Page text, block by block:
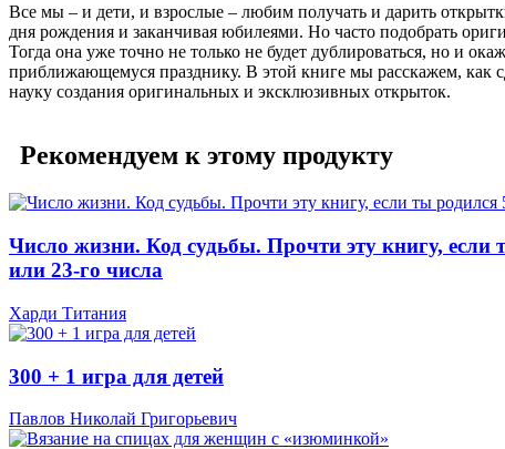
Все мы – и дети, и взрослые – любим получать и дарить
дня рождения и заканчивая юбилеями. Но часто подобрать
Тогда она уже точно не только не будет дублироваться, но и
приближающемуся празднику. В этой книге мы расскажем, как
науку создания оригинальных и эксклюзивных открыток.
Рекомендуем к этому продукту
Число жизни. Код судьбы. Прочти эту книгу, если
или 23-го числа
Харди Титания
300 + 1 игра для детей
Павлов Николай Григорьевич